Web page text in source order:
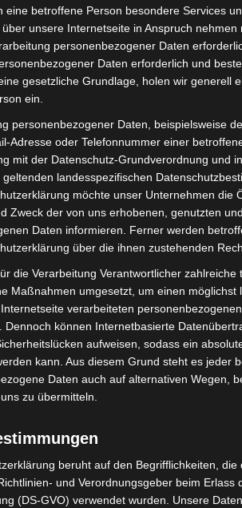
die Angerstraße künftig nur noch in
Mecke, Leiterin der Abteilung „Verkehr
könnte, die vorgegebene
das neue Konzept unter anderem
Kastanienallee und
festen Installationen problemlos
um sie passieren zu können.
neu positioniert und der
Gründen ihre Kinder mit dem Auto zur
wir zwei Kiss-and-Ride-Zonen ein“,
sich kurz an der Angerstraße, kurz
Angerstraße / Kastanienallee
werden. „In den Kiss-and-
beziehungsweise aussteigen zu
Parkplätze neu markiert. Sie werden
Diese haben gegenüber
dass so viele Fahrzeuge auf ihr
eine betroffene Person besondere Services
unsere Internetseite in Anspruch nehmen
personenbezogener Daten
Daten erforderlich und
gesetzliche Grundlage, holen wir generell
ein.
personenbezogener Daten, beispielsweise
Adresse oder Telefonnummer einer
mit der Datenschutz-Grundverordnung und
landesspezifischen
möchte unser Unternehmen die
Zweck der von uns erhobenen, genutzten
Daten informieren. Ferner werden
über die ihnen zustehenden
die Verarbeitung Verantwortlicher zahlreiche
Maßnahmen umgesetzt, um einen möglichst
verarbeiteten
Dennoch können Internetbasierte
aufweisen, sodass ein
kann. Aus diesem Grund steht es jeder
Daten auch auf alternativen Wegen,
zu übermitteln.
beruht auf den Begrifflichkeiten, die
und Verordnungsgeber beim Erlass
(DS-GVO) verwendet wurden. Unsere